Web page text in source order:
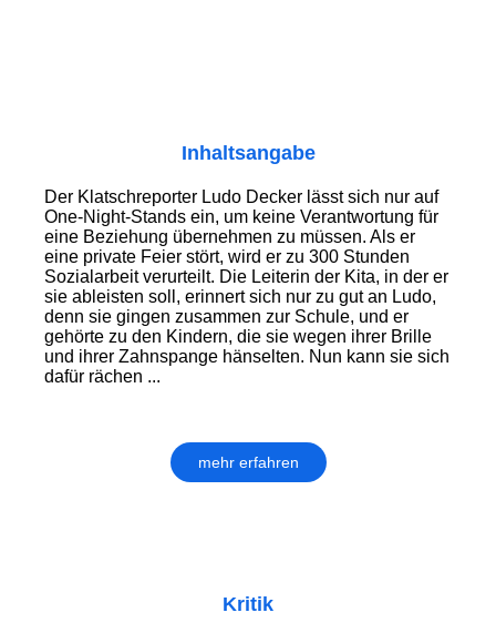
Inhaltsangabe
Der Klatschreporter Ludo Decker lässt sich nur auf
One-Night-Stands ein, um keine Verantwortung für
eine Beziehung übernehmen zu müssen. Als er
eine private Feier stört, wird er zu 300 Stunden
Sozialarbeit verurteilt. Die Leiterin der Kita, in der er
sie ableisten soll, erinnert sich nur zu gut an Ludo,
denn sie gingen zusammen zur Schule, und er
gehörte zu den Kindern, die sie wegen ihrer Brille
und ihrer Zahnspange hänselten. Nun kann sie sich
dafür rächen ...
mehr erfahren
Kritik